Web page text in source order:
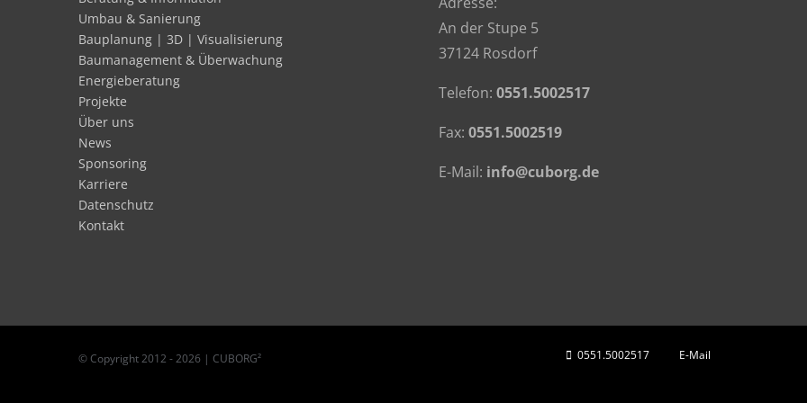
Umbau & Sanierung
Bauplanung | 3D | Visualisierung
Baumanagement & Überwachung
Energieberatung
Projekte
Über uns
News
Sponsoring
Karriere
Datenschutz
Kontakt
An der Stupe 5
37124 Rosdorf
Telefon: 0551.5002517
Fax: 0551.5002519
E-Mail: info@cuborg.de
© Copyright 2012 -2026 | CUBORG² 0551.5002517 E-Mail